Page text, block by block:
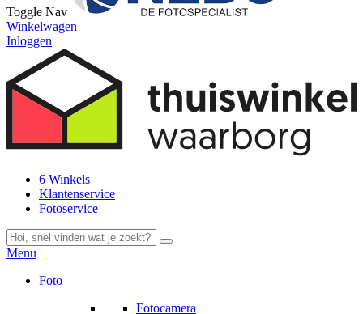
Toggle Nav
Winkelwagen
Inloggen
6 Winkels
Klantenservice
Fotoservice
Menu
Foto
Fotocamera